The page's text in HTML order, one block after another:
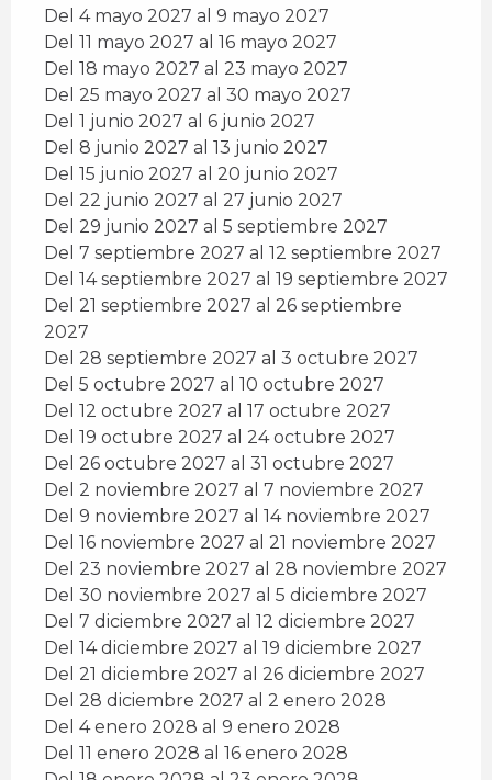
Del 4 mayo 2027 al 9 mayo 2027
Del 11 mayo 2027 al 16 mayo 2027
Del 18 mayo 2027 al 23 mayo 2027
Del 25 mayo 2027 al 30 mayo 2027
Del 1 junio 2027 al 6 junio 2027
Del 8 junio 2027 al 13 junio 2027
Del 15 junio 2027 al 20 junio 2027
Del 22 junio 2027 al 27 junio 2027
Del 29 junio 2027 al 5 septiembre 2027
Del 7 septiembre 2027 al 12 septiembre 2027
Del 14 septiembre 2027 al 19 septiembre 2027
Del 21 septiembre 2027 al 26 septiembre
2027
Del 28 septiembre 2027 al 3 octubre 2027
Del 5 octubre 2027 al 10 octubre 2027
Del 12 octubre 2027 al 17 octubre 2027
Del 19 octubre 2027 al 24 octubre 2027
Del 26 octubre 2027 al 31 octubre 2027
Del 2 noviembre 2027 al 7 noviembre 2027
Del 9 noviembre 2027 al 14 noviembre 2027
Del 16 noviembre 2027 al 21 noviembre 2027
Del 23 noviembre 2027 al 28 noviembre 2027
Del 30 noviembre 2027 al 5 diciembre 2027
Del 7 diciembre 2027 al 12 diciembre 2027
Del 14 diciembre 2027 al 19 diciembre 2027
Del 21 diciembre 2027 al 26 diciembre 2027
Del 28 diciembre 2027 al 2 enero 2028
Del 4 enero 2028 al 9 enero 2028
Del 11 enero 2028 al 16 enero 2028